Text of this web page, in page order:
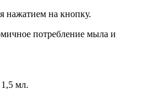
нажатием на кнопку.
потребление мыла и
мл.